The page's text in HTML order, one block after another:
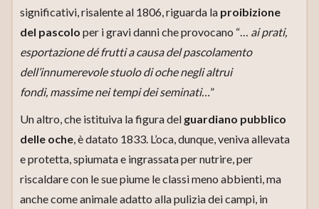
significativi, risalente al 1806, riguarda la proibizione
del pascolo per i gravi danni che provocano “… ai prati,
esportazione dé frutti a causa del pascolamento
dell’innumerevole stuolo di oche negli altrui
fondi, massime nei tempi dei seminati… ”
Un altro, che istituiva la figura del guardiano pubblico
delle oche , è datato 1833. L’oca, dunque, veniva allevata
e protetta, spiumata e ingrassata per nutrire, per
riscaldare con le sue piume le classi meno abbienti, ma
anche come animale adatto alla pulizia dei campi, in